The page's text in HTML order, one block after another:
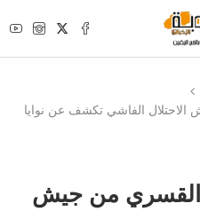
الفاشي تكشف عن نوايا
القسري من جيش